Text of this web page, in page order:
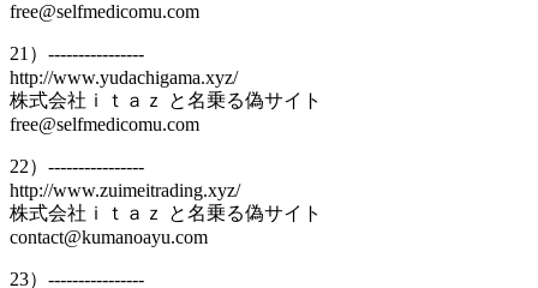
free@selfmedicomu.com
21）----------------
http://www.yudachigama.xyz/
株式会社ｉｔａｚ と名乗る偽サイト
free@selfmedicomu.com
22）----------------
http://www.zuimeitrading.xyz/
株式会社ｉｔａｚ と名乗る偽サイト
contact@kumanoayu.com
23）----------------